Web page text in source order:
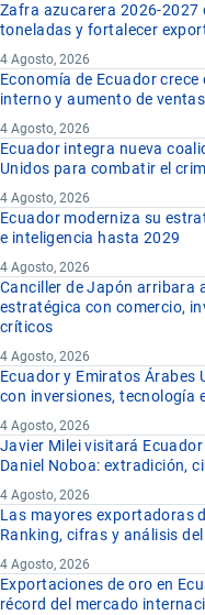
Zafra azucarera 2026-2027
toneladas y fortalecer
4 Agosto, 2026
Economía de Ecuador
interno y aumento de
4 Agosto, 2026
Ecuador integra nueva
Unidos para combatir el
4 Agosto, 2026
Ecuador moderniza su
e inteligencia hasta 2029
4 Agosto, 2026
Canciller de Japón arribara
estratégica con comercio,
críticos
4 Agosto, 2026
Ecuador y Emiratos Árabes
con inversiones, tecnología
4 Agosto, 2026
Javier Milei visitará
Daniel Noboa: extradición,
4 Agosto, 2026
Las mayores exportadoras
Ranking, cifras y análisis
4 Agosto, 2026
Exportaciones de oro en
récord del mercado